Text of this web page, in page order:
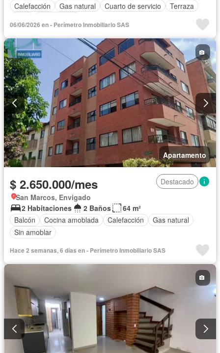
Calefacción
Gas natural Cuarto de servicio
Terraza
06/06/2026 en - Perímetro Inmobiliario SAS
Apartamento
$ 2.650.000/mes
Destacado
San Marcos, Envigado
2 Habitaciones
2 Baños
64 m²
Balcón
Cocina amoblada Calefacción
Gas natural
Sin amoblar
Hace 2 semanas, 6 días en - Perímetro Inmobiliario SAS